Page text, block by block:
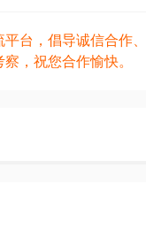
台，倡导诚信合作
，祝您合作愉快。